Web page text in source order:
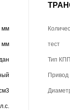
мм
мм тест
Тип КПП
Привод